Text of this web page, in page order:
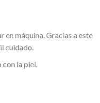
en máquina. Gracias a este
cuidado.
con la piel.